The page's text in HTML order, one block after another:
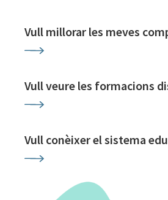
Vull millorar les meves
Vull veure les formacions
Vull conèixer el sistema